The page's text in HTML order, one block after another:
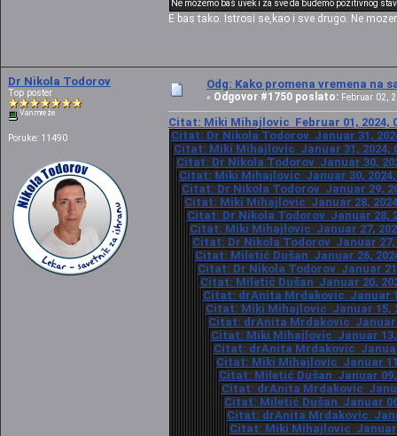
Ne možemo baš uvek i za sve da budemo pozitivnog
E bas tako. Istrosi se,kao i sve drugo. Ne
Dr Nikola Todorov
Top poster
Van mreže
Poruke: 11490
Odg: Kako promena vremena na
« Odgovor #1750 poslato: Februar 02,
Citat: Miki Mihajlovic Februar 01, 2024,
Citat: Dr Nikola Todorov Januar 31,
Citat: Miki Mihajlovic Januar 31, 2024,
Citat: Dr Nikola Todorov Januar 30,
Citat: Miki Mihajlovic Januar 30, 2024,
Citat: Dr Nikola Todorov Januar 29,
Citat: Miki Mihajlovic Januar 28,
Citat: Dr Nikola Todorov Januar 28,
Citat: Miki Mihajlovic Januar 27,
Citat: Dr Nikola Todorov Januar 27,
Citat: Miletić Dušan Januar 26,
Citat: Dr Nikola Todorov Januar
Citat: Miletić Dušan Januar 20,
Citat: drAnita Mrdakovic Januar
Citat: Miki Mihajlovic Januar 15,
Citat: drAnita Mrdakovic Januar
Citat: Miki Mihajlovic Januar 13,
Citat: drAnita Mrdakovic Januar
Citat: Miki Mihajlovic Januar
Citat: Miletić Dušan Januar 09,
Citat: drAnita Mrdakovic
Citat: Miletić Dušan Januar
Citat: drAnita Mrdakovic
Citat: Miki Mihajlovic Januar